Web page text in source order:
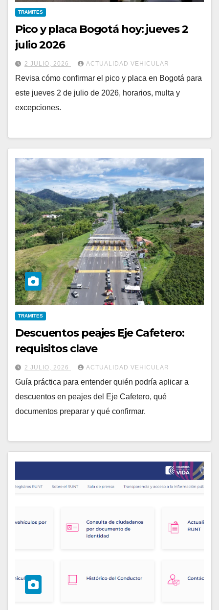
TRAMITES
Pico y placa Bogotá hoy: jueves 2
julio 2026
2 JULIO, 2026 ACTUALIDAD VEHICULAR
Revisa cómo confirmar el pico y placa en Bogotá para
este jueves 2 de julio de 2026, horarios, multa y
excepciones.
TRAMITES
Descuentos peajes Eje Cafetero:
requisitos clave
2 JULIO, 2026 ACTUALIDAD VEHICULAR
Guía práctica para entender quién podría aplicar a
descuentos en peajes del Eje Cafetero, qué
documentos preparar y qué confirmar.